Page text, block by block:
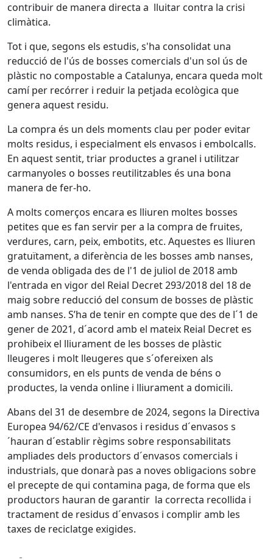
contribuir de manera directa a lluitar contra la crisi
climàtica.
Tot i que, segons els estudis, s'ha consolidat una
reducció de l'ús de bosses comercials d'un sol ús de
plàstic no compostable a Catalunya, encara queda molt
camí per recórrer i reduir la petjada ecològica que
genera aquest residu.
La compra és un dels moments clau per poder evitar
molts residus, i especialment els envasos i embolcalls.
En aquest sentit, triar productes a granel i utilitzar
carmanyoles o bosses reutilitzables és una bona
manera de fer-ho.
A molts comerços encara es lliuren moltes bosses
petites que es fan servir per a la compra de fruites,
verdures, carn, peix, embotits, etc. Aquestes es lliuren
gratuïtament, a diferència de les bosses amb nanses,
de venda obligada des de l'1 de juliol de 2018 amb
l'entrada en vigor del Reial Decret 293/2018 del 18 de
maig sobre reducció del consum de bosses de plàstic
amb nanses. S’ha de tenir en compte que des de l´1 de
gener de 2021, d´acord amb el mateix Reial Decret es
prohibeix el lliurament de les bosses de plàstic
lleugeres i molt lleugeres que s´ofereixen als
consumidors, en els punts de venda de béns o
productes, la venda online i lliurament a domicili.
Abans del 31 de desembre de 2024, segons la Directiva
Europea 94/62/CE d'envasos i residus d´envasos s
´hauran d´establir règims sobre responsabilitats
ampliades dels productors d´envasos comercials i
industrials, que donarà pas a noves obligacions sobre
el precepte de qui contamina paga, de forma que els
productors hauran de garantir la correcta recollida i
tractament de residus d´envasos i complir amb les
taxes de reciclatge exigides.